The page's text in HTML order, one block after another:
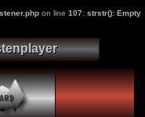
on line 107: strstr(): Empty